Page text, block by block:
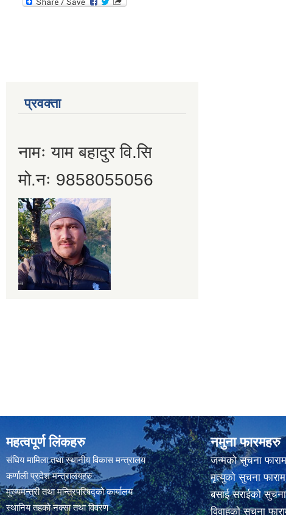
प्रवक्ता
नामः याम बहादुर वि.सि
मो.नः 9858055056
महत्वपूर्ण लिंकहरु
संघिय मामिला तथा स्थानीय विकास मन्त्रालय
कर्णाली प्रदेश मन्त्रालयहरु
मुख्यमन्त्री तथा मन्त्रिपरिषद्को कार्यालय
स्थानिय तहकाे नक्सा तथा विवरण
नमुना फारमहरु
जन्मको सुचना फाराम
मृत्युको सुचना फाराम
बसाई सराईको
विवाहको सुचना